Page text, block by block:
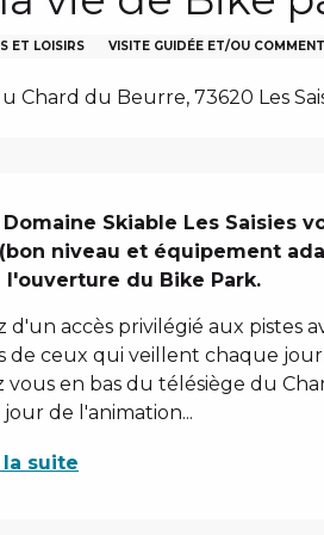
ET LOISIRS VISITE GUIDÉE ET/OU
Chard du Beurre, 73620 Les
Domaine Skiable Les Saisies
niveau et équipement
l'ouverture du Bike Park.
d'un accès privilégié aux
de ceux qui veillent chaque
vous en bas du télésiège du
de l'animation...
suite